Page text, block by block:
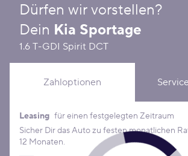
Dürfen wir vorstellen?
Dein Kia Sportage
1.6 T-GDI Spirit DCT
Zahloptionen
Leasing Konditionen
Leasing für einen festgelegten Zeitraum
Sicher Dir das Auto zu festen monatlichen
12 Monaten.